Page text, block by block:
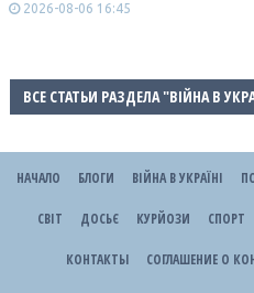
2026-08-06 16:45
ВСЕ СТАТЬИ РАЗДЕЛА "ВІЙНА В
НАЧАЛО БЛОГИ ВІЙНА В УКРАЇНІ
СВІТ ДОСЬЄ КУРЙОЗИ СПОРТ
КОНТАКТЫ СОГЛАШЕНИЕ О